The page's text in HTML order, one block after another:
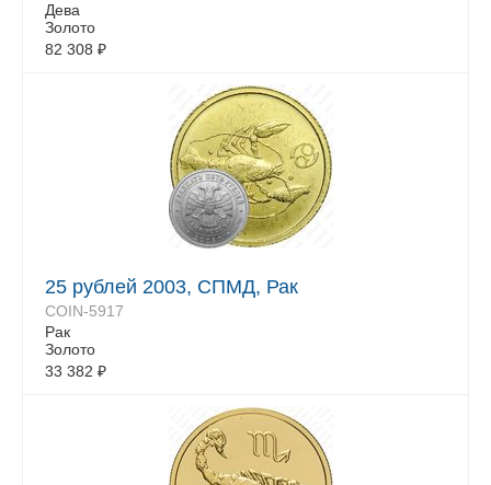
Дева
Золото
82 308 ₽
25 рублей 2003, СПМД, Рак
COIN-5917
Рак
Золото
33 382 ₽